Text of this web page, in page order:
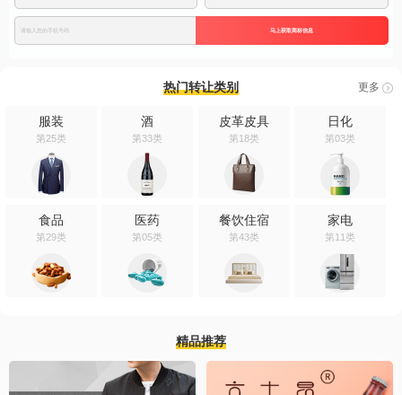
马上获取商标信息
更多
热门转让类别
服装
第25类
酒
第33类
皮革皮具
第18类
日化
第03类
食品
第29类
医药
第05类
餐饮住宿
第43类
家电
第11类
精品推荐